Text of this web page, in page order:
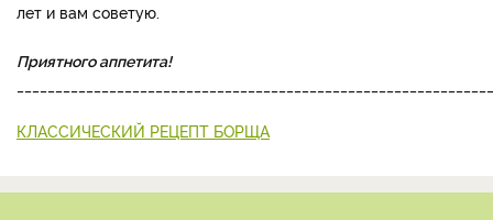
лет и вам советую.
Приятного аппетита!
КЛАССИЧЕСКИЙ РЕЦЕПТ БОРЩА